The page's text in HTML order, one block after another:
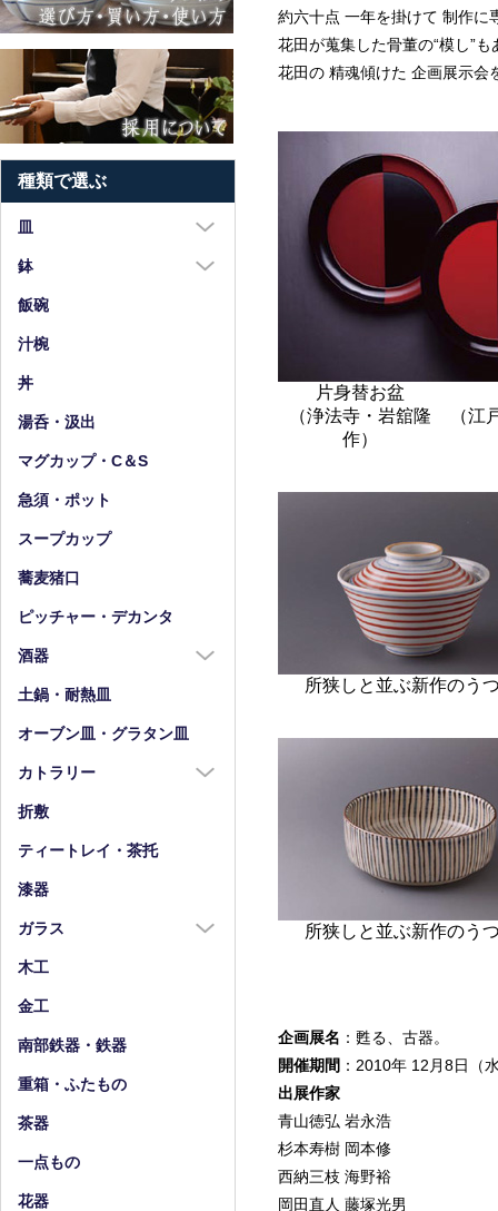
約六十点 一年を掛けて 制作に
花田が蒐集した骨董の“模し”
花田の 精魂傾けた 企画展示会
片身替お盆
（浄法寺・岩舘隆
作）
（江
所狭しと並ぶ新作のう
所狭しと並ぶ新作のう
企画展名 ：甦る、古器。
開催期間 ：2010年 12月8日（
出展作家
青山徳弘 岩永浩
杉本寿樹 岡本修
西納三枝 海野裕
岡田直人 藤塚光男
種類で選ぶ
皿
大皿（8寸以上）
中皿（5～7寸）
小皿（4寸以下）
鉢
大鉢（8寸以上）
中鉢（5～7寸）
飯碗
汁椀
丼
湯呑・汲出
マグカップ・C＆S
急須・ポット
スープカップ
蕎麦猪口
ピッチャー・デカンタ
酒器
酒器全商品
徳利
土鍋・耐熱皿
オーブン皿・グラタン皿
カトラリー
カトラリー全商品
箸
箸置
折敷
ティートレイ・茶托
漆器
ガラス
ガラス全商品
グラス
ガラス皿
木工
金工
南部鉄器・鉄器
重箱・ふたもの
茶器
一点もの
花器